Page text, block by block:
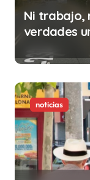
Ni trabajo,
verdades
noticias